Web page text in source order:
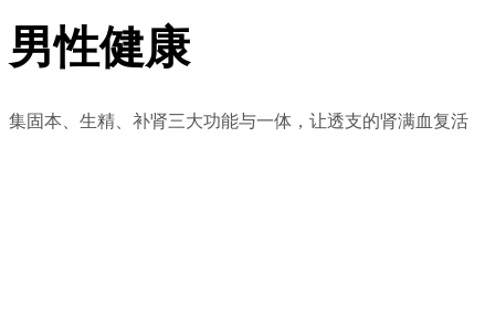
男性健康
集固本、生精、补肾三大功能与一体，让透支的肾满血复活